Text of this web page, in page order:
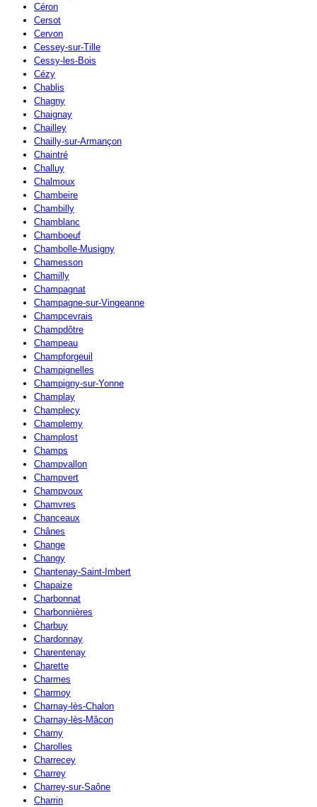
Céron
Cersot
Cervon
Cessey-sur-Tille
Cessy-les-Bois
Cézy
Chablis
Chagny
Chaignay
Chailley
Chailly-sur-Armançon
Chaintré
Challuy
Chalmoux
Chambeire
Chambilly
Chamblanc
Chamboeuf
Chambolle-Musigny
Chamesson
Chamilly
Champagnat
Champagne-sur-Vingeanne
Champcevrais
Champdôtre
Champeau
Champforgeuil
Champignelles
Champigny-sur-Yonne
Champlay
Champlecy
Champlemy
Champlost
Champs
Champvallon
Champvert
Champvoux
Chamvres
Chanceaux
Chânes
Change
Changy
Chantenay-Saint-Imbert
Chapaize
Charbonnat
Charbonnières
Charbuy
Chardonnay
Charentenay
Charette
Charmes
Charmoy
Charnay-lès-Chalon
Charnay-lès-Mâcon
Charny
Charolles
Charrecey
Charrey
Charrey-sur-Saône
Charrin